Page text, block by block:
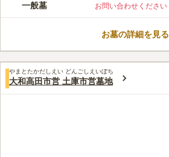
一般墓 お問い合わせください
お墓の詳細を見る
やまとたかだしえい どんごしえいぼち
大和高田市営 土庫市営墓地